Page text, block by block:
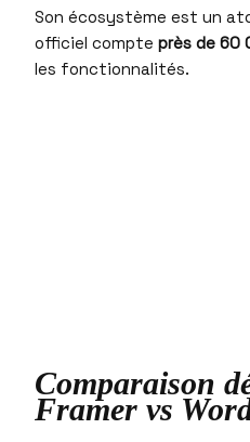
Son écosystème est un
officiel compteprès de 60
les fonctionnalités.​
Comparaison
Framer vs